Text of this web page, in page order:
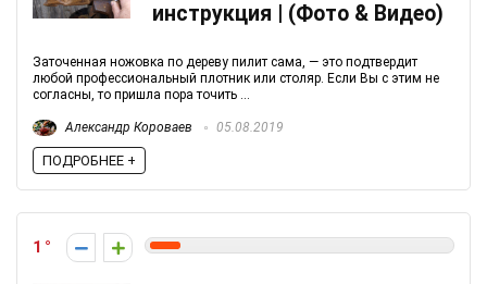
инструкция | (Фото & Видео)
Заточенная ножовка по дереву пилит сама, — это подтвердит
любой профессиональный плотник или столяр. Если Вы с этим не
согласны, то пришла пора точить ...
Александр Короваев 05.08.2019
ПОДРОБНЕЕ +
1